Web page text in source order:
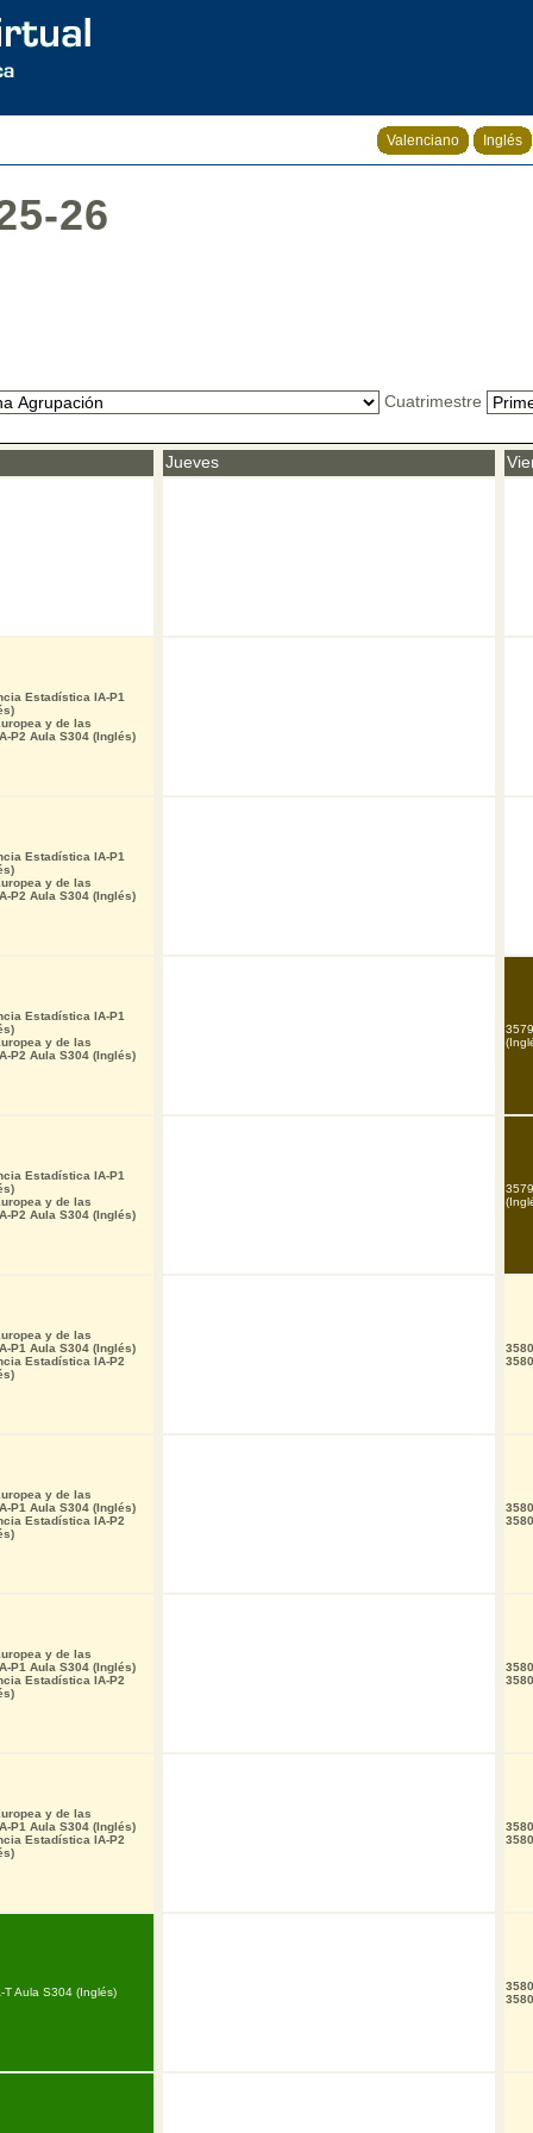
Valenciano Inglés
26
Cuatrimestre
Estadística IA-P1
y de las
P2 Aula S304 (Inglés)
Estadística IA-P1
y de las
P2 Aula S304 (Inglés)
Estadística IA-P1
y de las
P2 Aula S304 (Inglés)
Estadística IA-P1
y de las
P2 Aula S304 (Inglés)
y de las
P1 Aula S304 (Inglés)
Estadística IA-P2
y de las
P1 Aula S304 (Inglés)
Estadística IA-P2
y de las
P1 Aula S304 (Inglés)
Estadística IA-P2
y de las
P1 Aula S304 (Inglés)
Estadística IA-P2
T Aula S304 (Inglés)
Jueves